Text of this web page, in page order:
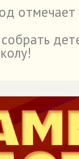
отмечает